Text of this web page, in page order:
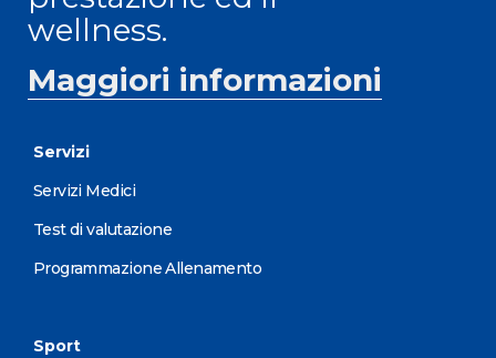
wellness.
Maggiori informazioni
Servizi
Servizi Medici
Test di valutazione
Programmazione Allenamento
Sport